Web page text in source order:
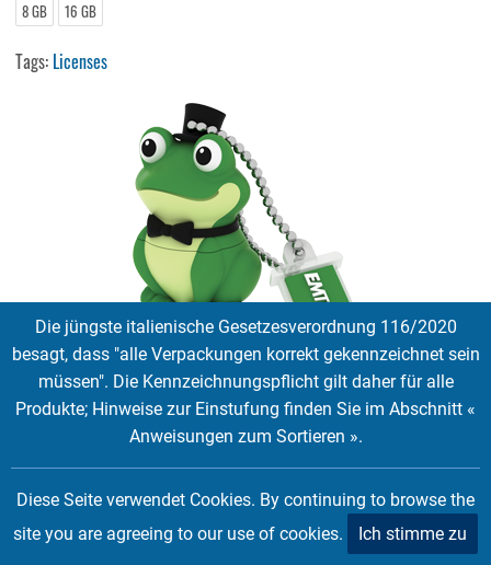
8 GB 16 GB
Tags: Licenses
M339 Crooner Frog
EMTEC Animalitos Familie Crooner Frosch, der Sänger mit
Tags:Licenses
Die jüngste italienische Gesetzesverordnung 116/2020
besagt, dass "alle Verpackungen korrekt gekennzeichnet sein
müssen". Die Kennzeichnungspflicht gilt daher für alle
Produkte; Hinweise zur Einstufung finden Sie im Abschnitt «
Anweisungen zum Sortieren ».
Diese Seite verwendet Cookies. By continuing to browse the
site you are agreeing to our use of cookies.
Ich stimme zu